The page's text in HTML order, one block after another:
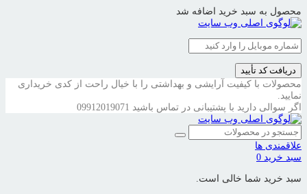
محصول به سبد خرید اضافه شد
دریافت کد تأیید
محصولات با کیفیت آرایشی و بهداشتی را با خیال راحت از کدی خریداری
نمایید.
اگر سوالی دارید با پشتیبانی در تماس باشید 09912019071
علاقمندی ها
سبد خرید 0
سبد خرید شما خالی است.